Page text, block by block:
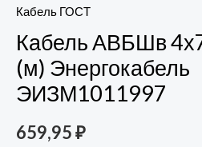
Кабель ГОСТ
Кабель АВБШв
(м) Энергокабель
ЭИЗМ1011997
659,95₽